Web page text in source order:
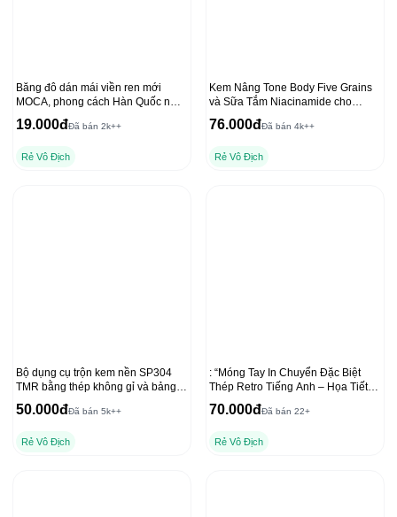
Băng đô dán mái viền ren mới
MOCA, phong cách Hàn Quốc nữ
tính
19.000đĐã bán 2k++
Rẻ Vô Địch
Kem Nâng Tone Body Five Grains
và Sữa Tắm Niacinamide cho
Dưỡng Thể Ban Đêm
76.000đĐã bán 4k++
Rẻ Vô Địch
Bộ dụng cụ trộn kem nền SP304
TMR bằng thép không gỉ và bảng
trộn acrylic cho lớp nền mịn
50.000đĐã bán 5k++
Rẻ Vô Địch
: “Móng Tay In Chuyển Đặc Biệt
Thép Retro Tiếng Anh – Họa Tiết
Sáng Tạo”
70.000đĐã bán 22+
Rẻ Vô Địch